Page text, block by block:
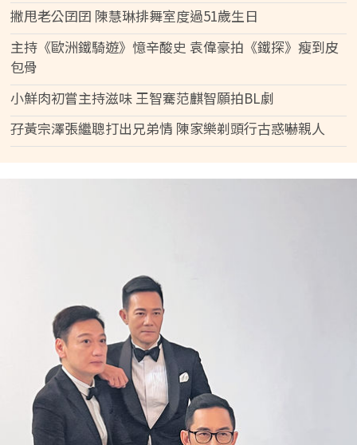
撇甩老公囝囝 陳慧琳排舞室度過51歲生日
主持《歐洲鐵騎遊》憶辛酸史 袁偉豪拍《鐵探》瘦到皮
包骨
小鮮肉初嘗主持滋味 王智騫范麒智願拍BL劇
孖黃宗澤張繼聰打出兄弟情 陳家樂剃頭行古惑嚇親人